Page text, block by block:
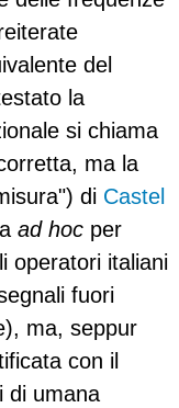
del
la
si chiama
ma la
di Castel
ad hoc per
operatori italiani
fuori
ma, seppur
con il
di umana